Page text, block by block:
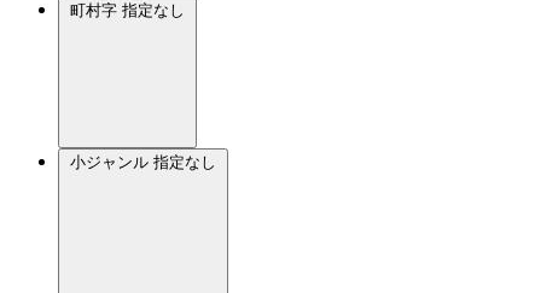
町村字 指定なし
小ジャンル 指定なし